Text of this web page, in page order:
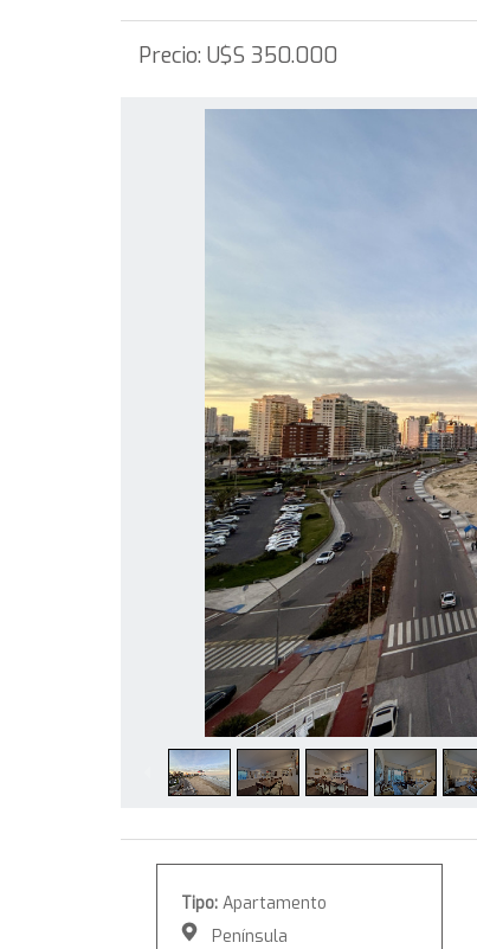
Precio: U$S 350.000
Tipo: Apartamento
Península